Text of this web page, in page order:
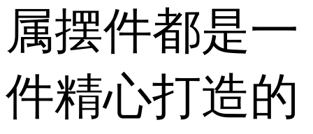
属摆件都是一
件精心打造的